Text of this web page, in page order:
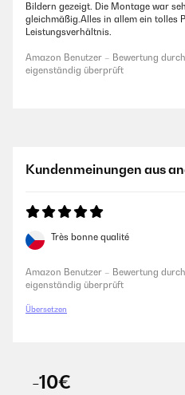
Bildern gezeigt. Die Montage war
gleichmäßig.Alles in allem ein tolles
Leistungsverhältnis.
Amazon Benutzer – Bewertung
eigenständig überprüft
Kundenmeinungen aus
Très bonne qualité
Amazon Benutzer – Bewertung
eigenständig überprüft
Übersetzen
-10€